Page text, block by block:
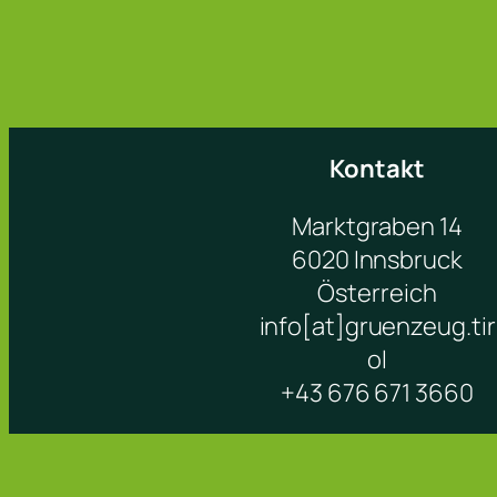
Kontakt
Marktgraben 14
6020 Innsbruck
Österreich
info[at]gruenzeug.tir
ol
+43 676 671 3660